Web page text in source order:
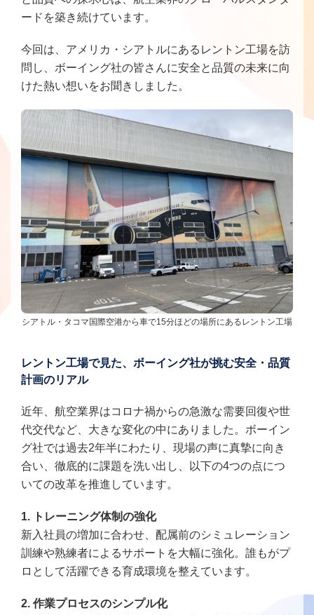
ードを築き続けています。
今回は、アメリカ・シアトルにあるレントン工場を訪
問し、ボーイング社の皆さんに安全と品質の未来に向
けた熱い想いをお聞きしました。
シアトル・タコマ国際空港から車で15分ほどの場所にあるレントン工場
レントン工場で見た、ボーイング社が挑む安全・品質
計画のリアル
近年、航空業界はコロナ禍からの急激な需要回復や世
代交代など、大きな変化の中にありました。ボーイン
グ社では過去2年半にわたり、現場の声に真摯に向き
合い、徹底的に課題を洗い出し、以下の4つの点につ
いての改革を推進しています。
1. トレーニング体制の強化
新入社員の増加に合わせ、配属前のシミュレーション
訓練や熟練者によるサポートを大幅に強化。誰もがプ
ロとして活躍できる育成環境を整えています。
2. 作業プロセスのシンプル化